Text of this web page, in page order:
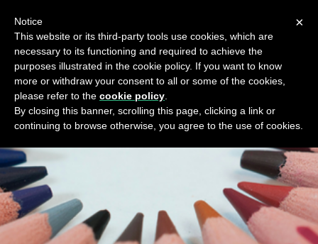
×
Notice
This website or its third-party tools use cookies, which are
necessary to its functioning and required to achieve the
purposes illustrated in the cookie policy. If you want to know
more or withdraw your consent to all or some of the cookies,
please refer to the cookie policy
By closing this banner, scrolling this page, clicking a link or
continuing to browse otherwise, you agree to the use of cookies.